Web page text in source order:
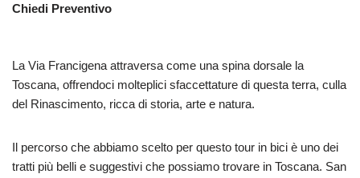
Chiedi Preventivo
La Via Francigena attraversa come una spina dorsale la
Toscana, offrendoci molteplici sfaccettature di questa terra, culla
del Rinascimento, ricca di storia, arte e natura.
Il percorso che abbiamo scelto per questo tour in bici è uno dei
tratti più belli e suggestivi che possiamo trovare in Toscana. San